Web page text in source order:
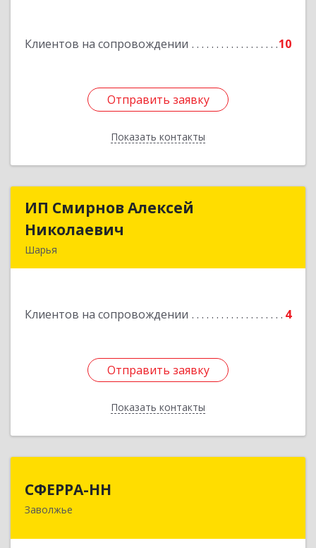
Клиентов на сопровождении 10
Отправить заявку
Показать контакты
Отправить заявку
Назад
ИП Смирнов Алексей
Николаевич
Шарья
Клиентов на сопровождении 4
Отправить заявку
Показать контакты
ИП Смирнов Алексей
Отправить заявку
Назад
СФЕРРА-НН
Заволжье